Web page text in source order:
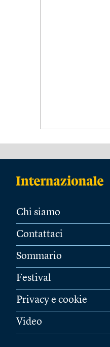
Chi siamo
Contattaci
Sommario
Festival
Privacy e cookie
Video